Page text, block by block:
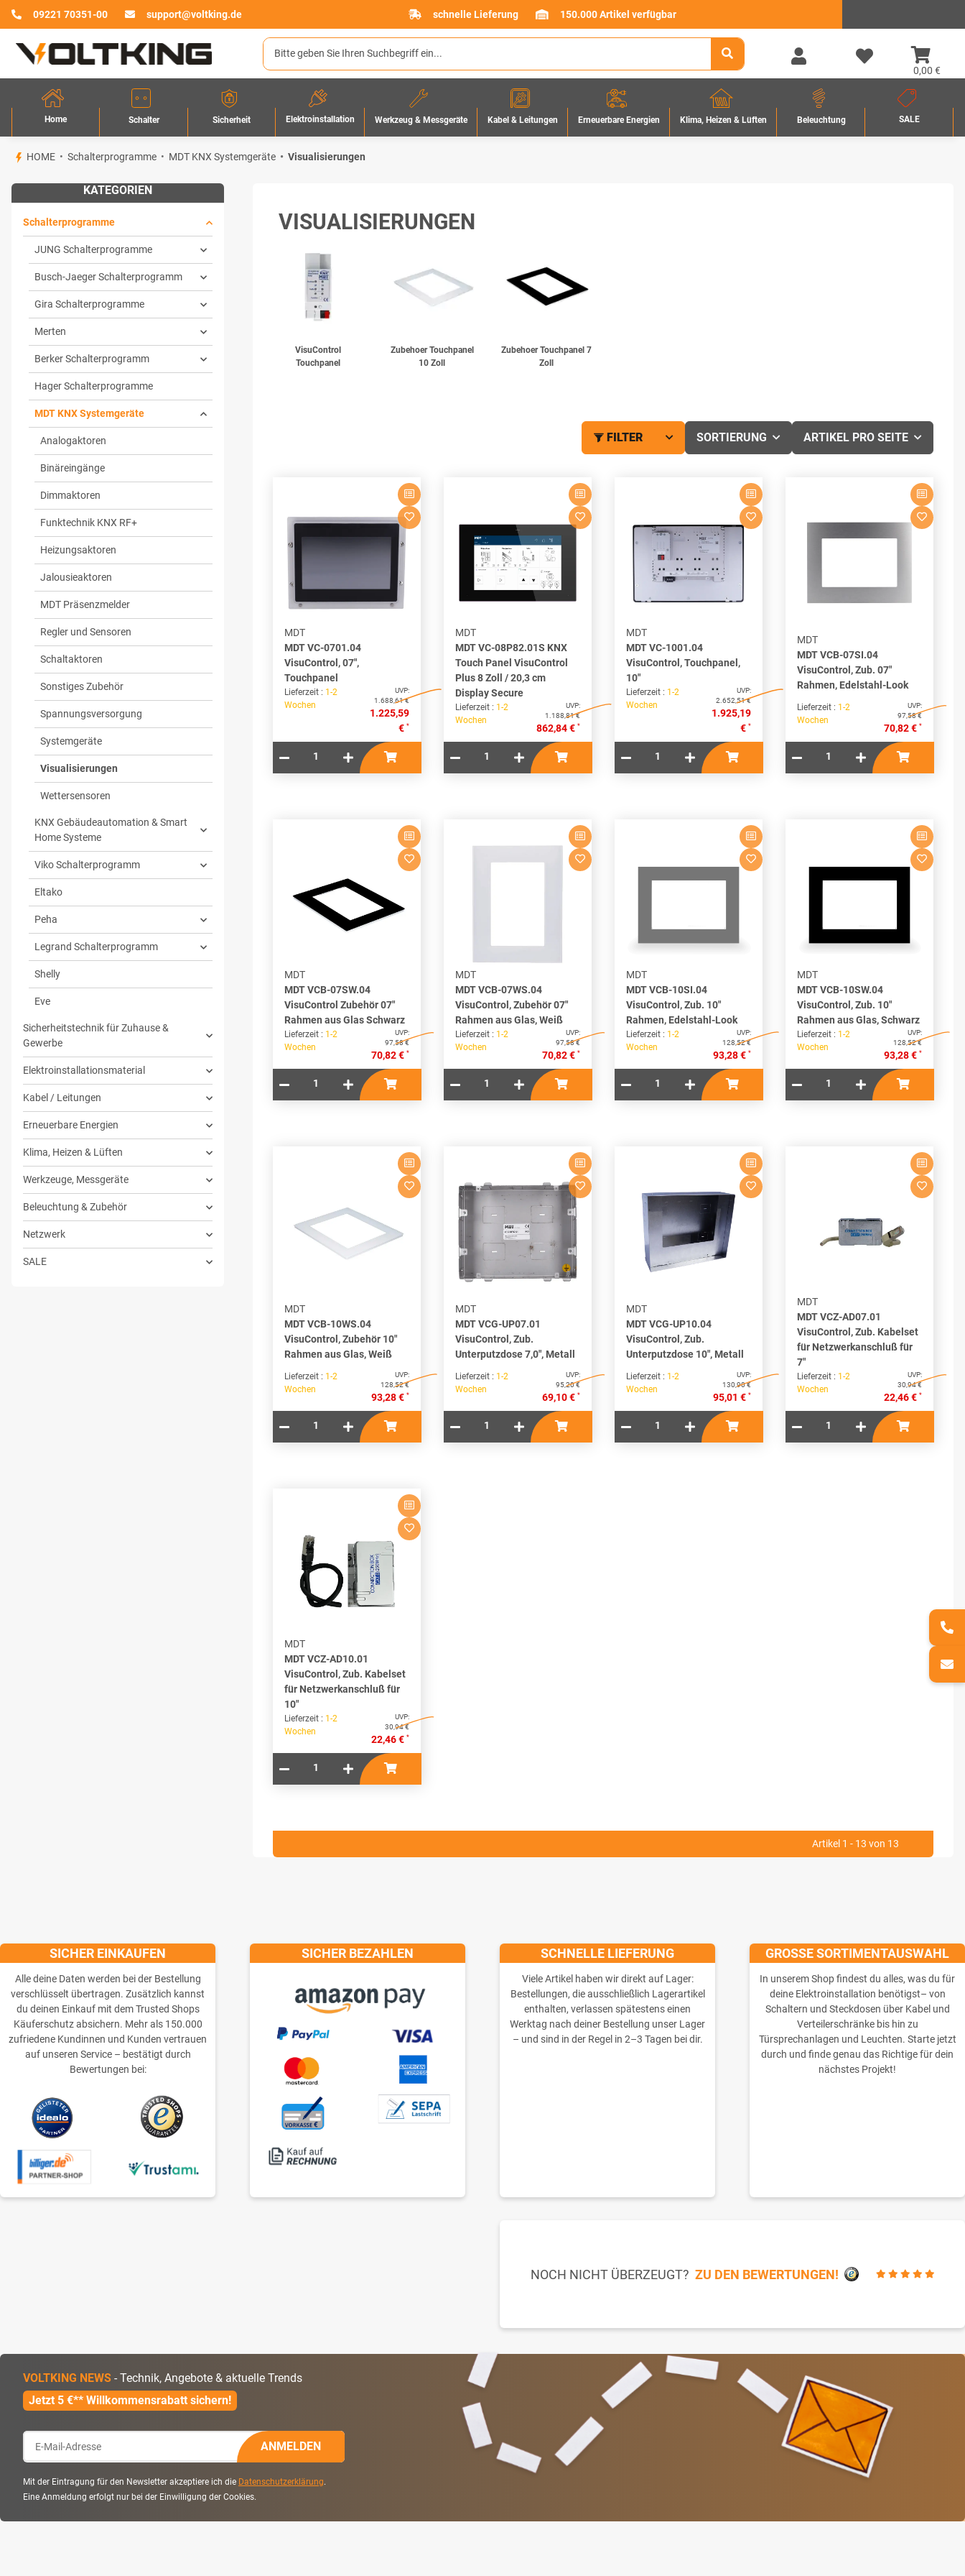
09221 70351-00 support@voltking.de schnelle Lieferung 150.000 Artikel verfügbar
0,00 €
Home Schalter Sicherheit Elektroinstallation Werkzeug & Messgeräte Kabel & Leitungen Erneuerbare Energien Klima, Heizen & Lüften Beleuchtung SALE
HOME Schalterprogramme MDT KNX Systemgeräte Visualisierungen
VISUALISIERUNGEN
VisuControl
Touchpanel
Zubehoer Touchpanel
10 Zoll
Zubehoer Touchpanel 7
Zoll
FILTER SORTIERUNG ARTIKEL PRO SEITE
MDT
MDT VC-0701.04
VisuControl, 07",
Touchpanel
Lieferzeit : 1-2
Wochen
UVP:
1.688,61 €
1.225,59
€ *
MDT
MDT VC-08P82.01S KNX
Touch Panel VisuControl
Plus 8 Zoll / 20,3 cm
Display Secure
Lieferzeit : 1-2
Wochen
UVP:
1.188,81 €
862,84 € *
MDT
MDT VC-1001.04
VisuControl, Touchpanel,
10"
Lieferzeit : 1-2
Wochen
UVP:
2.652,51 €
1.925,19
€ *
MDT
MDT VCB-07SI.04
VisuControl, Zub. 07"
Rahmen, Edelstahl-Look
Lieferzeit : 1-2
Wochen
UVP:
97,58 €
70,82 € *
MDT
MDT VCB-07SW.04
VisuControl Zubehör 07"
Rahmen aus Glas Schwarz
Lieferzeit : 1-2
Wochen
UVP:
97,58 €
70,82 € *
MDT
MDT VCB-07WS.04
VisuControl, Zubehör 07"
Rahmen aus Glas, Weiß
Lieferzeit : 1-2
Wochen
UVP:
97,58 €
70,82 € *
MDT
MDT VCB-10SI.04
VisuControl, Zub. 10"
Rahmen, Edelstahl-Look
Lieferzeit : 1-2
Wochen
UVP:
128,52 €
93,28 € *
MDT
MDT VCB-10SW.04
VisuControl, Zub. 10"
Rahmen aus Glas, Schwarz
Lieferzeit : 1-2
Wochen
UVP:
128,52 €
93,28 € *
MDT
MDT VCB-10WS.04
VisuControl, Zubehör 10"
Rahmen aus Glas, Weiß
Lieferzeit : 1-2
Wochen
UVP:
128,52 €
93,28 € *
MDT
MDT VCG-UP07.01
VisuControl, Zub.
Unterputzdose 7,0", Metall
Lieferzeit : 1-2
Wochen
UVP:
95,20 €
69,10 € *
MDT
MDT VCG-UP10.04
VisuControl, Zub.
Unterputzdose 10", Metall
Lieferzeit : 1-2
Wochen
UVP:
130,90 €
95,01 € *
MDT
MDT VCZ-AD07.01
VisuControl, Zub. Kabelset
für Netzwerkanschluß für
7"
Lieferzeit : 1-2
Wochen
UVP:
30,94 €
22,46 € *
MDT
MDT VCZ-AD10.01
VisuControl, Zub. Kabelset
für Netzwerkanschluß für
10"
Lieferzeit : 1-2
Wochen
UVP:
30,94 €
22,46 € *
Artikel 1 - 13 von 13
KATEGORIEN
Schalterprogramme
JUNG Schalterprogramme
Busch-Jaeger Schalterprogramm
Gira Schalterprogramme
Merten
Berker Schalterprogramm
Hager Schalterprogramme
MDT KNX Systemgeräte
Analogaktoren
Binäreingänge
Dimmaktoren
Funktechnik KNX RF+
Heizungsaktoren
Jalousieaktoren
MDT Präsenzmelder
Regler und Sensoren
Schaltaktoren
Sonstiges Zubehör
Spannungsversorgung
Systemgeräte
Visualisierungen
Wettersensoren
KNX Gebäudeautomation & Smart
Home Systeme
Viko Schalterprogramm
Eltako
Peha
Legrand Schalterprogramm
Shelly
Eve
Sicherheitstechnik für Zuhause &
Gewerbe
Elektroinstallationsmaterial
Kabel / Leitungen
Erneuerbare Energien
Klima, Heizen & Lüften
Werkzeuge, Messgeräte
Beleuchtung & Zubehör
Netzwerk
SALE
VOLTKING NEWS - Technik, Angebote & aktuelle Trends
Jetzt 5 €** Willkommensrabatt sichern!
ANMELDEN
Mit der Eintragung für den Newsletter akzeptiere ich die Datenschutzerklärung.
Eine Anmeldung erfolgt nur bei der Einwilligung der Cookies.
SICHER EINKAUFEN
Alle deine Daten werden bei der Bestellung
verschlüsselt übertragen. Zusätzlich kannst
du deinen Einkauf mit dem Trusted Shops
Käuferschutz absichern. Mehr als 150.000
zufriedene Kundinnen und Kunden vertrauen
auf unseren Service – bestätigt durch
Bewertungen bei:
SICHER BEZAHLEN SCHNELLE LIEFERUNG
Viele Artikel haben wir direkt auf Lager:
Bestellungen, die ausschließlich Lagerartikel
enthalten, verlassen spätestens einen
Werktag nach deiner Bestellung unser Lager
– und sind in der Regel in 2–3 Tagen bei dir.
GROSSE SORTIMENTAUSWAHL
In unserem Shop findest du alles, was du für
deine Elektroinstallation benötigst– von
Schaltern und Steckdosen über Kabel und
Verteilerschränke bis hin zu
Türsprechanlagen und Leuchten. Starte jetzt
durch und finde genau das Richtige für dein
nächstes Projekt!
NOCH NICHT ÜBERZEUGT? ZU DEN BEWERTUNGEN!